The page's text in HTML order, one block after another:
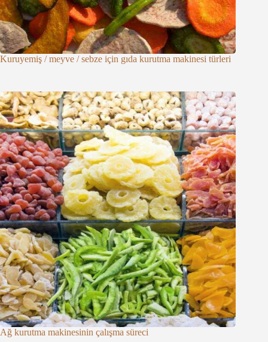
Kuruyemiş / meyve / sebze için gıda kurutma makinesi türleri
Ağ kurutma makinesinin çalışma süreci